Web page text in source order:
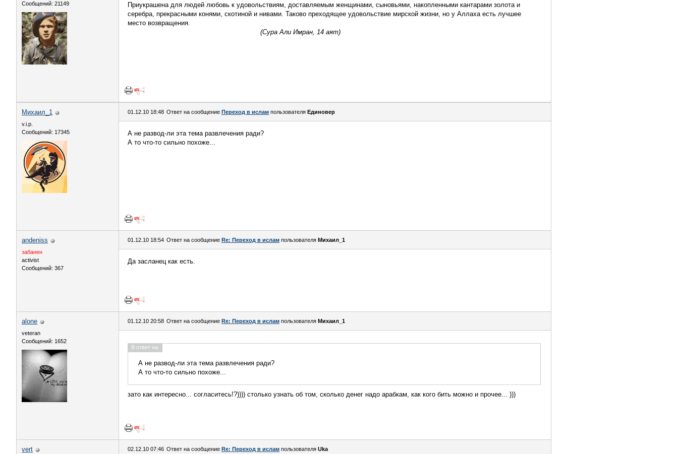
Сообщений: 21149
Приукрашена для людей любовь к удовольствиям, доставляемым женщинами, сыновьями, накопленными кантарами золота и
серебра, прекрасными конями, скотиной и нивами. Таково преходящее удовольствие мирской жизни, но у Аллаха есть лучшее
место возвращения.
(Сура Али Имран, 14 аят)
Михаил_1
v.i.p.
Сообщений: 17345
01.12.10 18:48 Ответ на сообщение Переход в ислам пользователя Единовер
А не развод-ли эта тема развлечения ради?
А то что-то сильно похоже...
andeniss
забанен
activist
Сообщений: 367
01.12.10 18:54 Ответ на сообщение Re: Переход в ислам пользователя Михаил_1
Да засланец как есть.
alone
veteran
Сообщений: 1652
01.12.10 20:58 Ответ на сообщение Re: Переход в ислам пользователя Михаил_1
В ответ на:
А не развод-ли эта тема развлечения ради?
А то что-то сильно похоже...
зато как интересно... согласитесь!?)))) столько узнать об том, сколько денег надо арабкам, как кого бить можно и прочее... )))
vert 02.12.10 07:46 Ответ на сообщение Re: Переход в ислам пользователя Uka